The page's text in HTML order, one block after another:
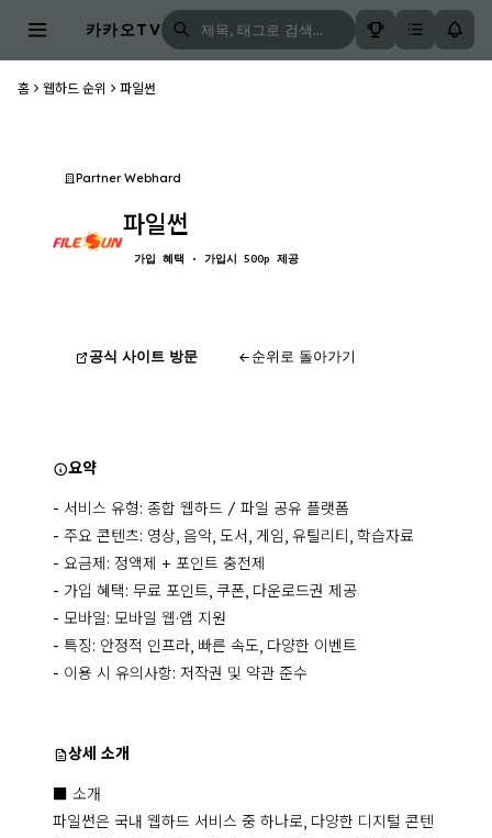
카카오TV
홈 웹하드 순위 파일썬
Partner Webhard
파일썬
가입 혜택 · 가입시 500p 제공
공식 사이트 방문 순위로 돌아가기
요약
- 서비스 유형: 종합 웹하드 / 파일 공유 플랫폼
- 주요 콘텐츠: 영상, 음악, 도서, 게임, 유틸리티, 학습자료
- 요금제: 정액제 + 포인트 충전제
- 가입 혜택: 무료 포인트, 쿠폰, 다운로드권 제공
- 모바일: 모바일 웹·앱 지원
- 특징: 안정적 인프라, 빠른 속도, 다양한 이벤트
- 이용 시 유의사항: 저작권 및 약관 준수
상세 소개
■ 소개
파일썬은 국내 웹하드 서비스 중 하나로, 다양한 디지털 콘텐